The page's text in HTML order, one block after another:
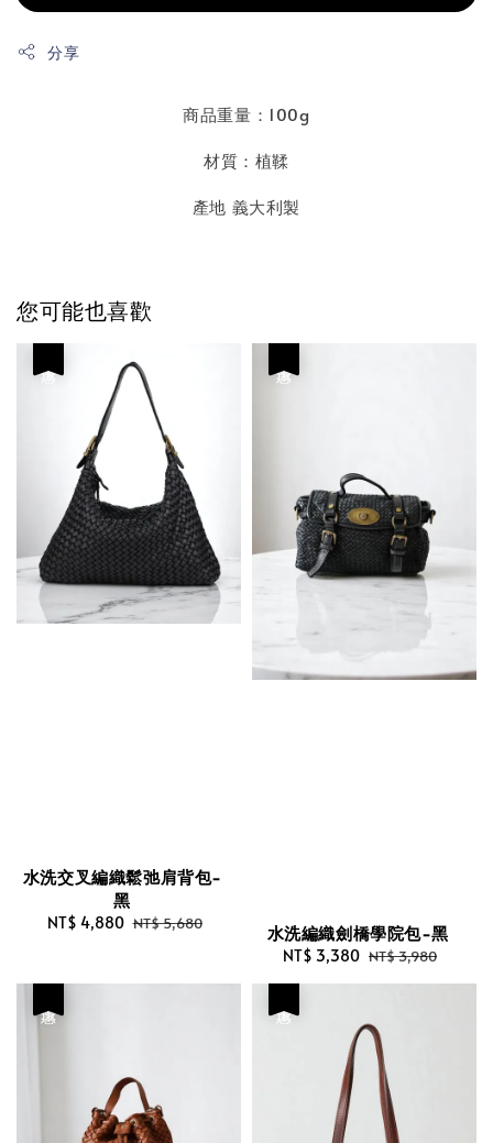
分享
商品重量：100g
材質：植鞣
產地 義大利製
您可能也喜歡
水洗交叉編織鬆弛肩背包-
黑
Sale
NT$ 4,880 Regular
NT$ 5,680 水洗編織劍橋學院包-黑
Sale
price
NT$ 3,380 Regular
price
NT$ 3,980